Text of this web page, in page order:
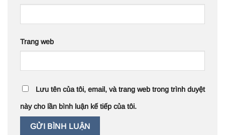
Trang web
Lưu tên của tôi, email, và trang web trong trình duyệt
này cho lần bình luận kế tiếp của tôi.